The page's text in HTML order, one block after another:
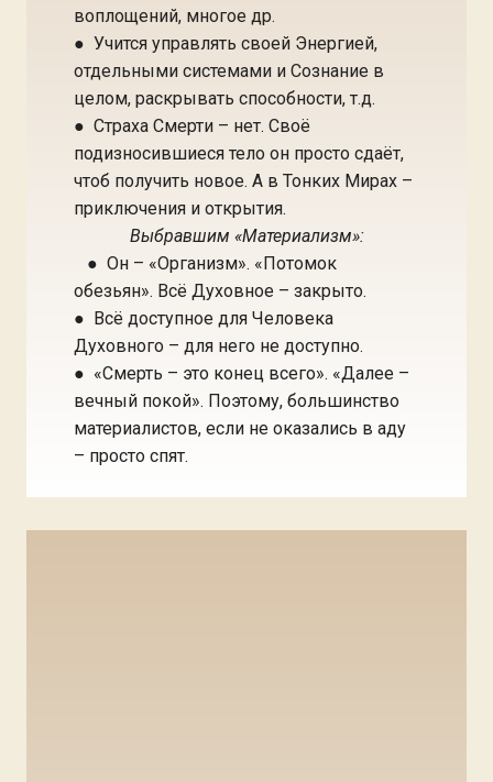
воплощений, многое др.
● Учится управлять своей Энергией,
отдельными системами и Сознание в
целом, раскрывать способности, т.д.
● Страха Смерти – нет. Своё
подизносившиеся тело он просто сдаёт,
чтоб получить новое. А в Тонких Мирах –
приключения и открытия.
Выбравшим «Материализм»:
● Он – «Организм». «Потомок
обезьян». Всё Духовное – закрыто.
● Всё доступное для Человека
Духовного – для него не доступно.
● «Смерть – это конец всего». «Далее –
вечный покой». Поэтому, большинство
материалистов, если не оказались в аду
– просто спят.